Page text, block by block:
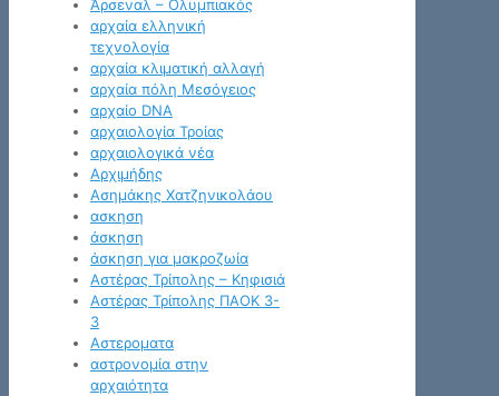
Άρσεναλ – Ολυμπιακός
αρχαία ελληνική
τεχνολογία
αρχαία κλιματική αλλαγή
αρχαία πόλη Μεσόγειος
αρχαίο DNA
αρχαιολογία Τροίας
αρχαιολογικά νέα
Αρχιμήδης
Ασημάκης Χατζηνικολάου
ασκηση
άσκηση
άσκηση για μακροζωία
Αστέρας Τρίπολης – Κηφισιά
Αστέρας Τρίπολης ΠΑΟΚ 3-
3
Αστεροματα
αστρονομία στην
αρχαιότητα